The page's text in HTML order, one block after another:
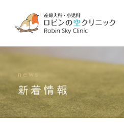
news
新着情報